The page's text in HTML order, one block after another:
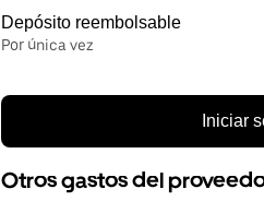
Depósito reembolsable
Por única vez
Iniciar
Otros gastos del